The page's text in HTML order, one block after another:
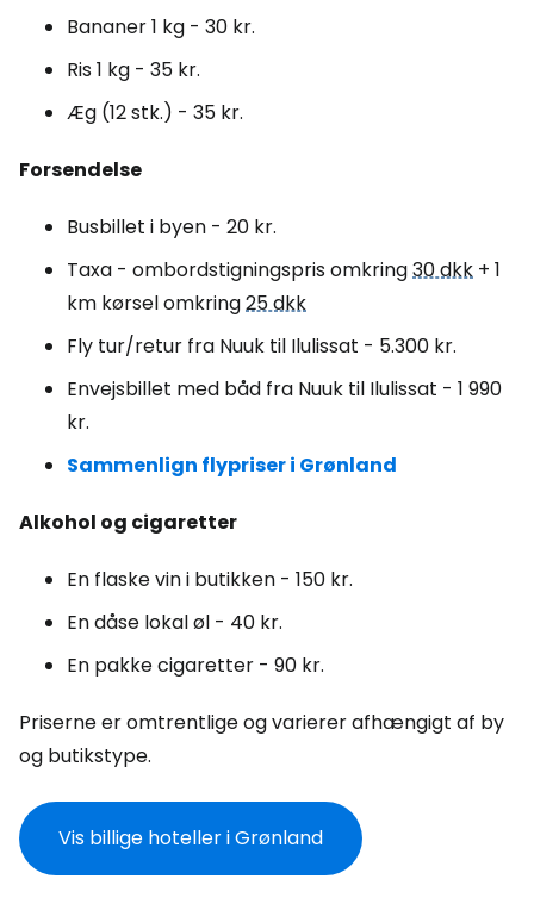
Bananer 1 kg - 30 kr.
Ris 1 kg - 35 kr.
Æg (12 stk.) - 35 kr.
Forsendelse
Busbillet i byen - 20 kr.
Taxa - ombordstigningspris omkring30 dkk + 1
km kørsel omkring25 dkk
Fly tur/retur fra Nuuk til Ilulissat - 5.300 kr.
Envejsbillet med båd fra Nuuk til Ilulissat - 1 990
kr.
Sammenlign flypriser i Grønland
Alkohol og cigaretter
En flaske vin i butikken - 150 kr.
En dåse lokal øl - 40 kr.
En pakke cigaretter - 90 kr.
Priserne er omtrentlige og varierer afhængigt af by
og butikstype.
Vis billige hoteller i Grønland